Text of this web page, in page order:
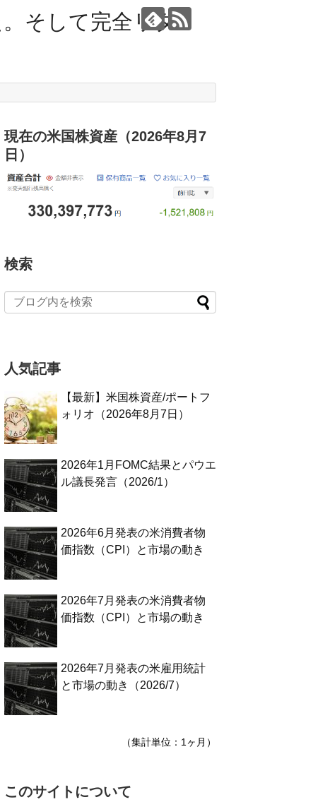
そして完全リタ
現在の米国株資産（2026年8月7
日）
検索
人気記事
【最新】米国株資産/ポートフ
ォリオ（2026年8月7日）
2026年1月FOMC結果とパウエ
ル議長発言（2026/1）
2026年6月発表の米消費者物
価指数（CPI）と市場の動き
2026年7月発表の米消費者物
価指数（CPI）と市場の動き
2026年7月発表の米雇用統計
と市場の動き（2026/7）
（集計単位：1ヶ月）
このサイトについて